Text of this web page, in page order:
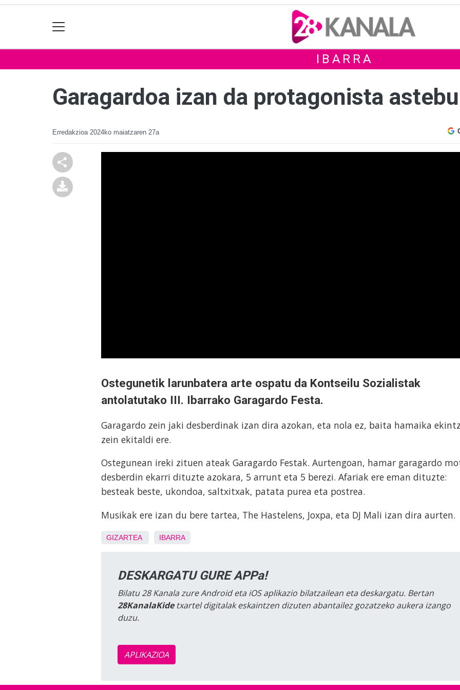
IBARRA
Garagardoa izan da protagonista
Erredakzioa 2024ko maiatzaren 27a
Ostegunetik larunbatera arte ospatu da Kontseilu Sozialistak
antolatutako III. Ibarrako Garagardo Festa.
Garagardo zein jaki desberdinak izan dira azokan, eta nola ez, baita hamaika
zein ekitaldi ere.
Ostegunean ireki zituen ateak Garagardo Festak. Aurtengoan, hamar garagardo
desberdin ekarri dituzte azokara, 5 arrunt eta 5 berezi. Afariak ere eman dituzte:
besteak beste, ukondoa, saltxitxak, patata purea eta postrea.
Musikak ere izan du bere tartea, The Hastelens, Joxpa, eta DJ Mali izan dira aurten.
GIZARTEA IBARRA
DESKARGATU GURE APPa!
Bilatu 28 Kanala zure Android eta iOS aplikazio bilatzailean eta deskargatu. Bertan
28KanalaKidetxartel digitalak eskaintzen dizuten abantailez gozatzeko aukera izango
duzu.
APLIKAZIOA